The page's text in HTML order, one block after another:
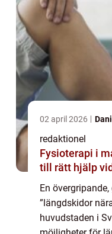
02 april 2026
redaktionel
Fysioterapi i
till rätt hjälp
En
”längdskidor
huvudstaden i